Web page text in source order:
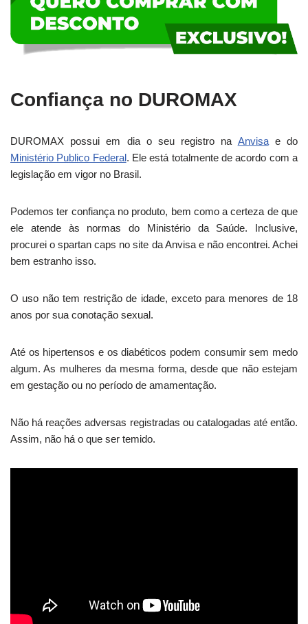
Confiança no DUROMAX
DUROMAX possui em dia o seu registro na Anvisae do
Ministério Publico Federal. Ele está totalmente de acordo com a
legislação em vigor no Brasil.
Podemos ter confiança no produto, bem como a certeza de que
ele atende às normas do Ministério da Saúde. Inclusive,
procurei o spartan caps no site da Anvisa e não encontrei. Achei
bem estranho isso.
O uso não tem restrição de idade, exceto para menores de 18
anos por sua conotação sexual.
Até os hipertensos e os diabéticos podem consumir sem medo
algum. As mulheres da mesma forma, desde que não estejam
em gestação ou no período de amamentação.
Não há reações adversas registradas ou catalogadas até então.
Assim, não há o que ser temido.